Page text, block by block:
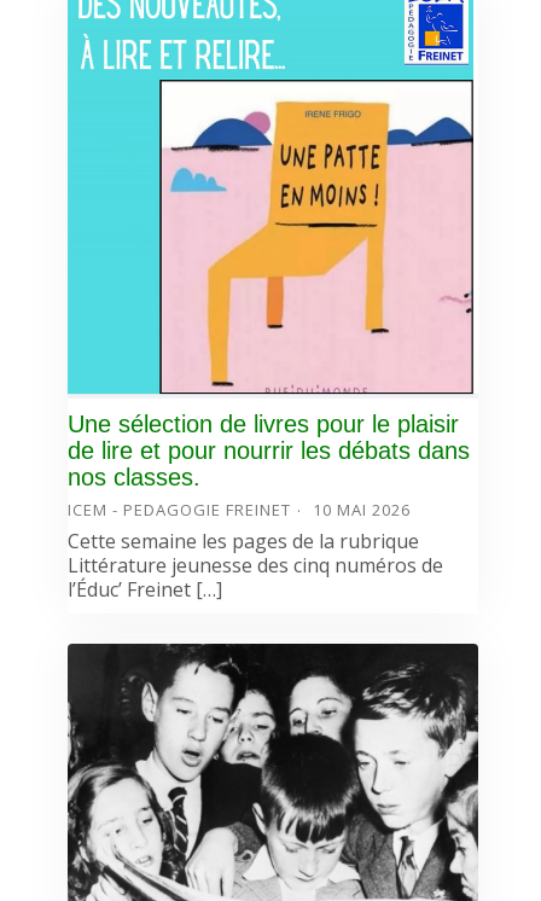
Une sélection de livres pour le plaisir
de lire et pour nourrir les débats dans
nos classes.
ICEM - PEDAGOGIE FREINET 10 MAI 2026
Cette semaine les pages de la rubrique
Littérature jeunesse des cinq numéros de
l’Éduc’ Freinet […]